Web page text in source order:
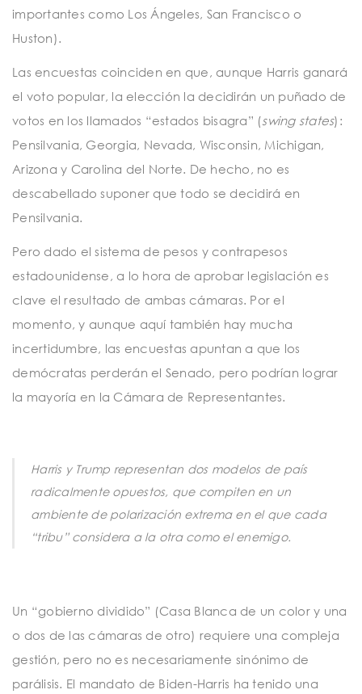
importantes como Los Ángeles, San Francisco o
Huston).
Las encuestas coinciden en que, aunque Harris ganará
el voto popular, la elección la decidirán un puñado de
votos en los llamados “estados bisagra” (swing states):
Pensilvania, Georgia, Nevada, Wisconsin, Michigan,
Arizona y Carolina del Norte. De hecho, no es
descabellado suponer que todo se decidirá en
Pensilvania.
Pero dado el sistema de pesos y contrapesos
estadounidense, a lo hora de aprobar legislación es
clave el resultado de ambas cámaras. Por el
momento, y aunque aquí también hay mucha
incertidumbre, las encuestas apuntan a que los
demócratas perderán el Senado, pero podrían lograr
la mayoría en la Cámara de Representantes.
Harris y Trump representan dos modelos de país
radicalmente opuestos, que compiten en un
ambiente de polarización extrema en el que cada
“tribu” considera a la otra como el enemigo.
Un “gobierno dividido” (Casa Blanca de un color y una
o dos de las cámaras de otro) requiere una compleja
gestión, pero no es necesariamente sinónimo de
parálisis. El mandato de Biden-Harris ha tenido una